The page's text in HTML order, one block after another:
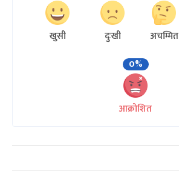
खुसी दुःखी अचम्मित
0%
आक्रोशित